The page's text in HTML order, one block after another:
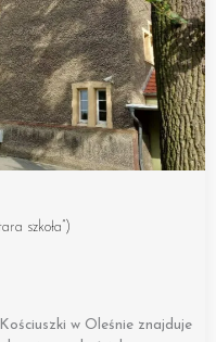
szkoła”)
w Oleśnie znajduje